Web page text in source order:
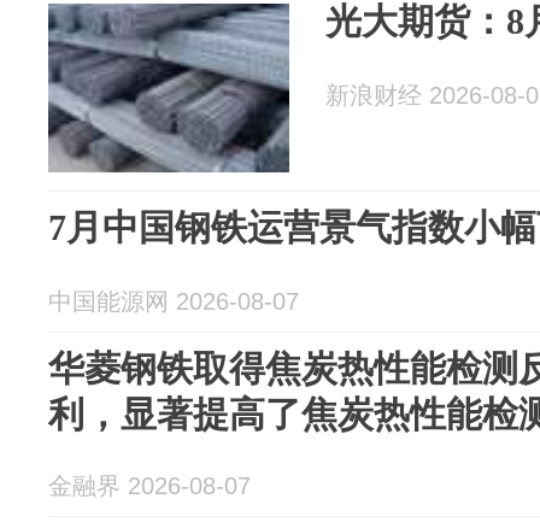
光大期货：8
新浪财经 2026-08-
7月中国钢铁运营景气指数小
中国能源网 2026-08-07
华菱钢铁取得焦炭热性能检测
利，显著提高了焦炭热性能检
金融界 2026-08-07